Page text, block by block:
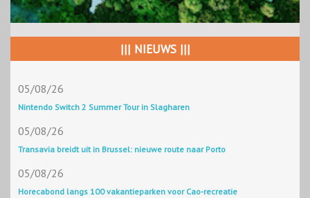
||| NIEUWS |||
05/08/26
Nintendo Switch 2 Summer Tour in Slagharen
05/08/26
Transavia breidt uit in Brussel: nieuwe route naar Porto
05/08/26
Horecabond langs 100 vakantieparken voor Cao-recreatie